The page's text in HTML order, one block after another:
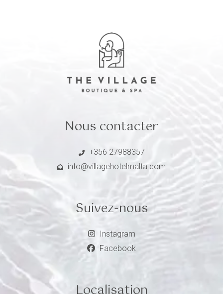
Nous contacter
+356 27988357
info@villagehotelmalta.com
Suivez-nous
Instagram
Facebook